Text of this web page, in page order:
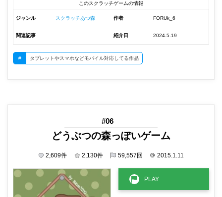
このスクラッチゲームの情報
ジャンル スクラッチあつ森 作者 FORUk_6
関連記事 紹介日 2024.5.19
# タブレットやスマホなどモバイル対応してる作品
#06
どうぶつの森っぽいゲーム
2,609件 2,130件 59,557 回 © 2015.1.11